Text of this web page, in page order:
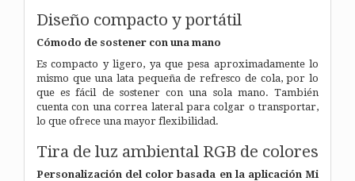
Diseño compacto y portátil
Cómodo de sostener con una mano
Es compacto y ligero, ya que pesa aproximadamente lo
mismo que una lata pequeña de refresco de cola, por lo
que es fácil de sostener con una sola mano. También
cuenta con una correa lateral para colgar o transportar,
lo que ofrece una mayor flexibilidad.
Tira de luz ambiental RGB de colores
Personalización del color basada en la aplicación Mi